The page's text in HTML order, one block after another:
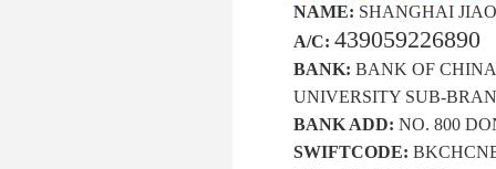
NAME: SHANGHAI
A/C: 439059226890
BANK: BANK OF
UNIVERSITY SUB-
BANK ADD: NO. 800
SWIFTCODE: